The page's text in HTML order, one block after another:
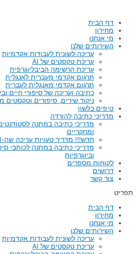
דף הבית
מחירון
מי אנחנו
השירותים שלנו
עריכה לשונית לעבודות אקדמיות
עריכת טקסטים של AI
עריכת הרשימה הביבליוגרפית
תרגום אקדמי מעברית לאנגלית
תרגום אקדמי מאנגלית לעברית
כתיבה ועריכה של סיפורי חיים
ניקוד שירים, סיפורים וטקסטים
טיפים בלשון
מדריכי כתיבה להורדה
מדריכי כתיבה במתנה
ומחקריים
חדש!!! מדריך טעויות עריכה שה-AI עושה בעבודות אקדמיות
מדריכי כתיבה במתנה לכותבי
וביוגרפיות
לקוחות מספרים
דרושים
צור קשר
תפריט
דף הבית
מחירון
מי אנחנו
השירותים שלנו
עריכה לשונית לעבודות אקדמיות
עריכת טקסטים של AI